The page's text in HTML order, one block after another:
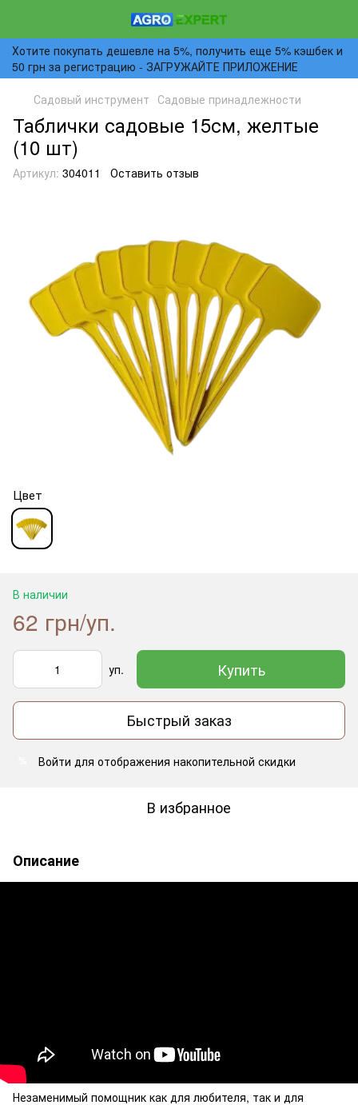
Хотите покупать дешевле на 5%, получить еще 5% кэшбек и
50 грн за регистрацию - ЗАГРУЖАЙТЕ ПРИЛОЖЕНИЕ
Садовый инструмент Садовые принадлежности
Таблички садовые 15см, желтые
(10 шт)
Артикул: 304011 Оставить отзыв
Цвет
В наличии
62 грн/уп.
уп. Купить
Быстрый заказ
Войти для отображения накопительной скидки
В избранное
Описание
Незаменимый помощник как для любителя, так и для